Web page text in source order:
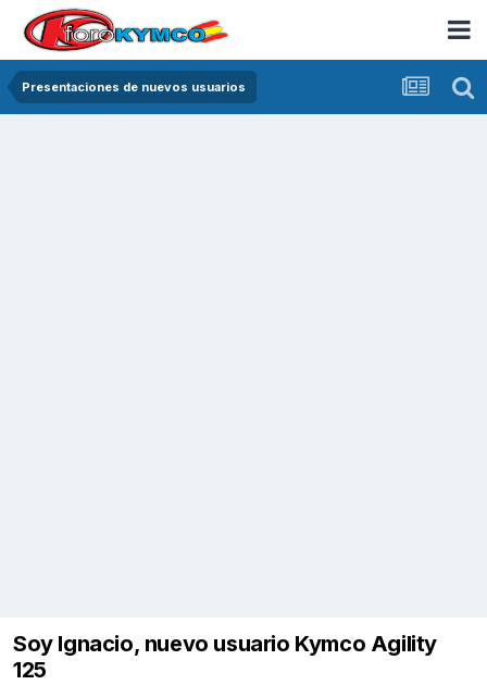
Presentaciones de nuevos usuarios
Soy Ignacio, nuevo usuario Kymco Agility
125